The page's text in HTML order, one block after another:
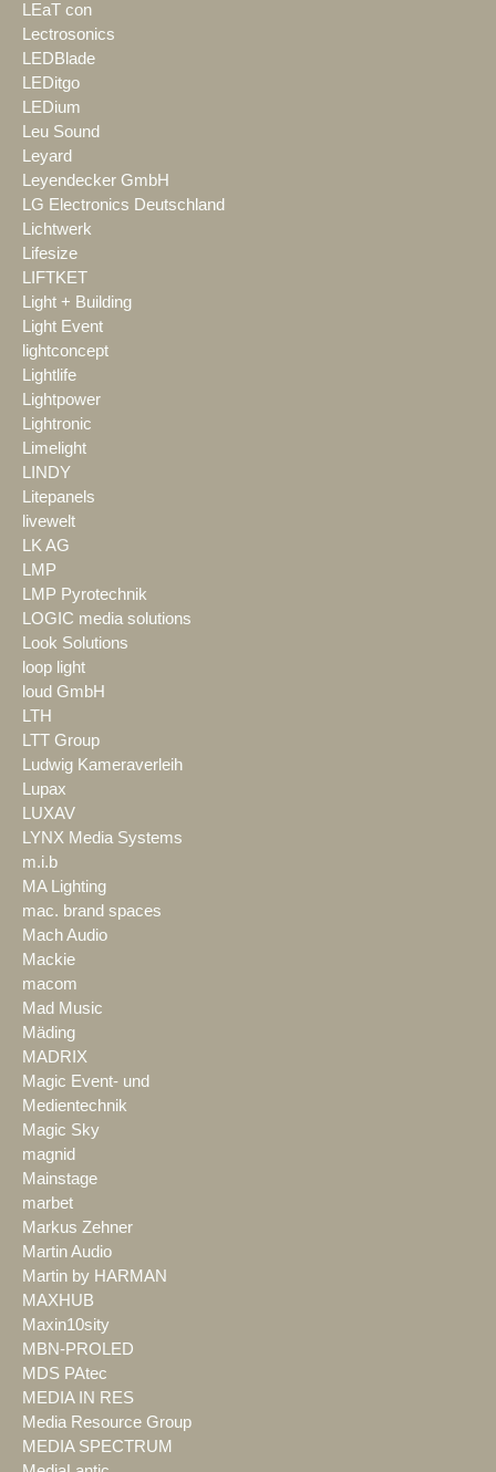
LEaT con
Lectrosonics
LEDBlade
LEDitgo
LEDium
Leu Sound
Leyard
Leyendecker GmbH
LG Electronics Deutschland
Lichtwerk
Lifesize
LIFTKET
Light + Building
Light Event
lightconcept
Lightlife
Lightpower
Lightronic
Limelight
LINDY
Litepanels
livewelt
LK AG
LMP
LMP Pyrotechnik
LOGIC media solutions
Look Solutions
loop light
loud GmbH
LTH
LTT Group
Ludwig Kameraverleih
Lupax
LUXAV
LYNX Media Systems
m.i.b
MA Lighting
mac. brand spaces
Mach Audio
Mackie
macom
Mad Music
Mäding
MADRIX
Magic Event- und
Medientechnik
Magic Sky
magnid
Mainstage
marbet
Markus Zehner
Martin Audio
Martin by HARMAN
MAXHUB
Maxin10sity
MBN-PROLED
MDS PAtec
MEDIA IN RES
Media Resource Group
MEDIA SPECTRUM